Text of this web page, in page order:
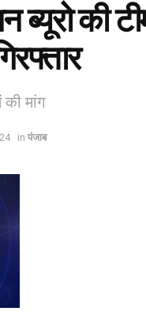
ब्यूरो की
मांग
in पंजाब